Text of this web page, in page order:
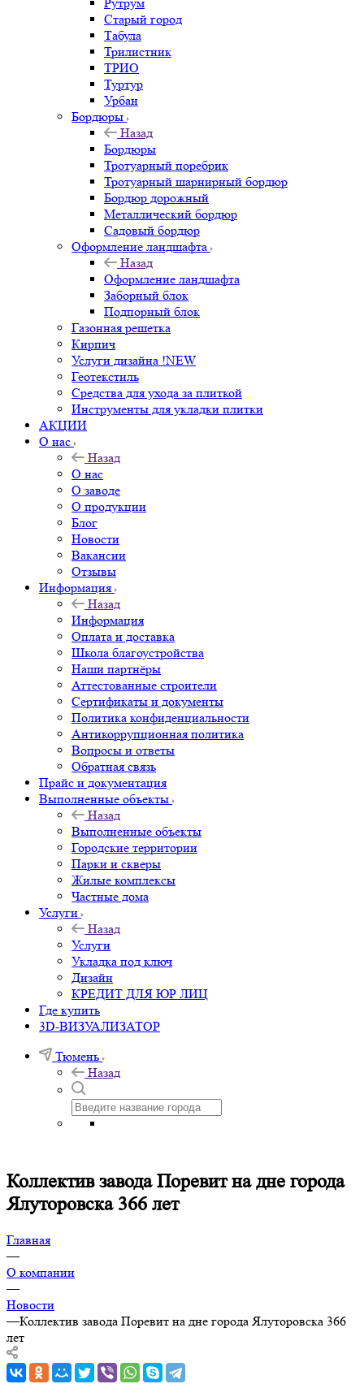
Старый город
Табула
Трилистник
ТРИО
Туртур
Урбан
Бордюры
Назад
Бордюры
Тротуарный поребрик
Тротуарный шарнирный бордюр
Бордюр дорожный
Металлический бордюр
Садовый бордюр
Оформление ландшафта
Назад
Оформление ландшафта
Заборный блок
Подпорный блок
Газонная решетка
Кирпич
Услуги дизайна !NEW
Геотекстиль
Средства для ухода за плиткой
Инструменты для укладки плитки
АКЦИИ
О нас
Назад
О нас
О заводе
О продукции
Блог
Новости
Вакансии
Отзывы
Информация
Назад
Информация
Оплата и доставка
Школа благоустройства
Наши партнёры
Аттестованные строители
Сертификаты и документы
Политика конфиденциальности
Антикоррупционная политика
Вопросы и ответы
Обратная связь
Прайс и документация
Выполненные объекты
Назад
Выполненные объекты
Городские территории
Парки и скверы
Жилые комплексы
Частные дома
Услуги
Назад
Услуги
Укладка под ключ
Дизайн
КРЕДИТ ДЛЯ ЮР ЛИЦ
Где купить
3D-ВИЗУАЛИЗАТОР
Тюмень
Назад
Коллектив завода Поревит на дне города
Ялуторовска 366 лет
Главная
—
О компании
—
Новости
—Коллектив завода Поревит на дне города Ялуторовска 366
лет